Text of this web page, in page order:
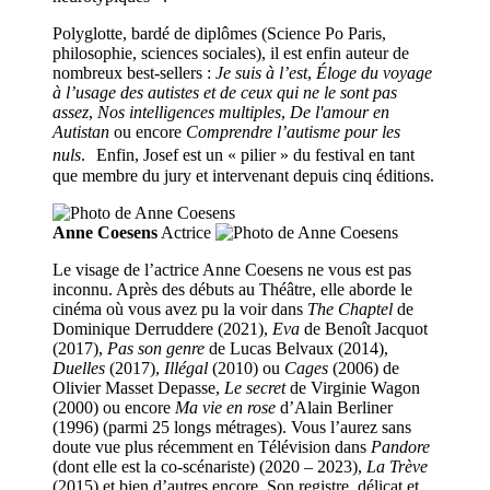
Polyglotte, bardé de diplômes (Science Po Paris,
philosophie, sciences sociales), il est enfin auteur de
nombreux best-sellers : Je suis à l’est, Éloge du voyage
à l’usage des autistes et de ceux qui ne le sont pas
assez, Nos intelligences multiples, De l'amour en
Autistan ou encore Comprendre l’autisme pour les
nuls. Enfin, Josef est un « pilier » du festival en tant
que membre du jury et intervenant depuis cinq éditions.
Anne Coesens Actrice
Le visage de l’actrice Anne Coesens ne vous est pas
inconnu. Après des débuts au Théâtre, elle aborde le
cinéma où vous avez pu la voir dans The Chaptel de
Dominique Derruddere (2021), Eva de Benoît Jacquot
(2017), Pas son genre de Lucas Belvaux (2014),
Duelles (2017), Illégal (2010) ou Cages (2006) de
Olivier Masset Depasse, Le secretde Virginie Wagon
(2000) ou encore Ma vie en rose d’Alain Berliner
(1996) (parmi 25 longs métrages). Vous l’aurez sans
doute vue plus récemment en Télévision dans Pandore
(dont elle est la co-scénariste) (2020 – 2023), La Trève
(2015) et bien d’autres encore. Son registre, délicat et